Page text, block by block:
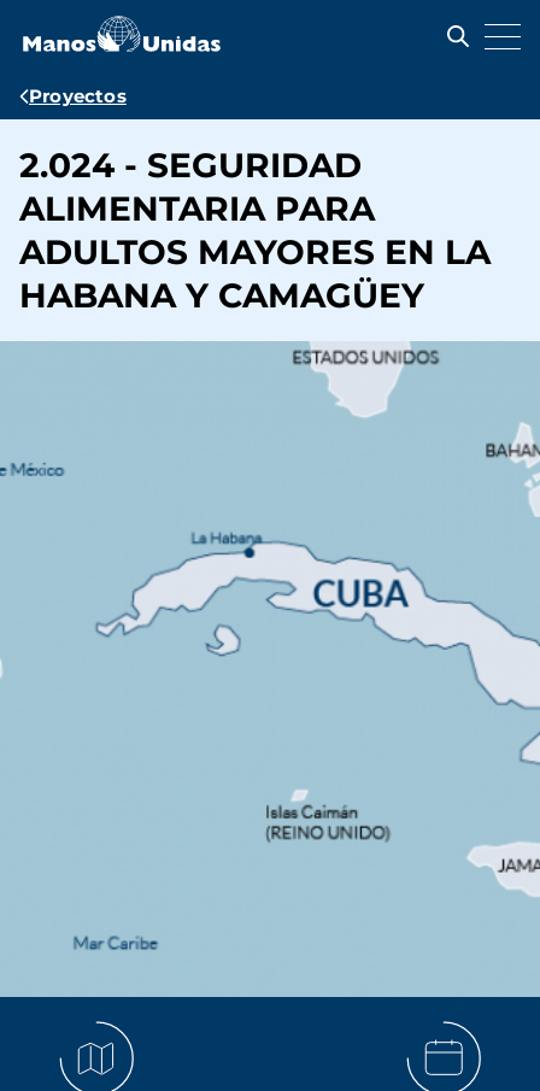
contenido
Ruta
navegación
Proyectos
2.024 - SEGURIDAD
ALIMENTARIA PARA
ADULTOS MAYORES EN LA
HABANA Y CAMAGÜEY